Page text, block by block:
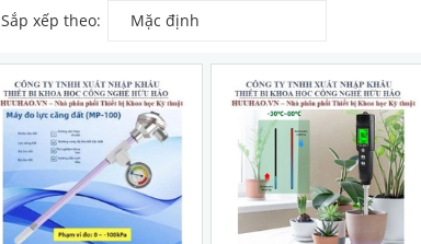
Sắp xếp theo: Mặc định